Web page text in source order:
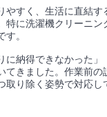
すく、生活に直結
に洗濯機クリーニ
。
納得できなかった」
きました。作業前
り除く姿勢で対応し